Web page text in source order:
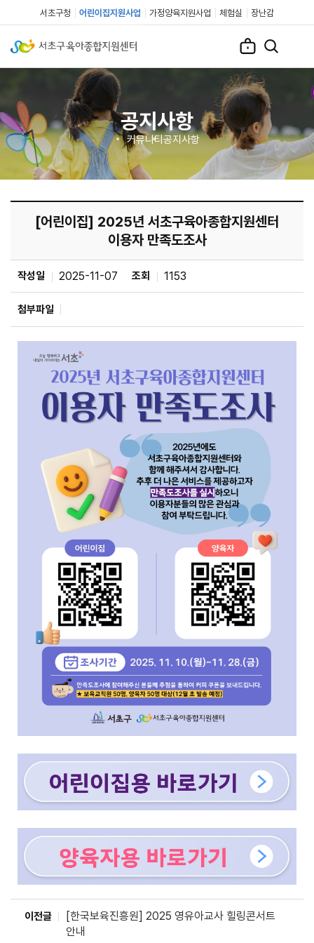
서초구청 어린이집지원사업 가정양육지원사업 체험실 장난감
공지사항
커뮤니티공지사항
[어린이집] 2025년 서초구육아종합지원센터
이용자 만족도조사
작성일 2025-11-07 조회 1153
첨부파일
이전글
[한국보육진흥원] 2025 영유아교사 힐링콘서트
안내